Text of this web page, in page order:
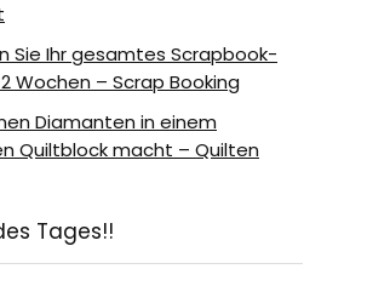
Sie Ihr gesamtes Scrapbook-
Wochen – Scrap Booking
Diamanten in einem
Quiltblock macht – Quilten
Tages!!